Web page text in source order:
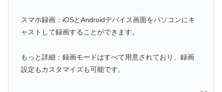
スマホ録画：iOSとAndroidデバイス画面をパソコンにキ
ャストして録画することができます。
もっと詳細：録画モードはすべて用意されており、録画
設定もカスタマイズも可能です。